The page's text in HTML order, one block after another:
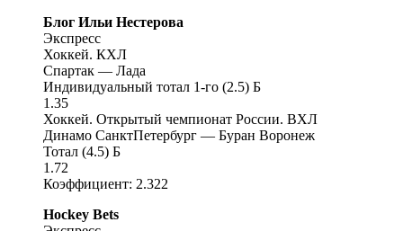
Блог Ильи Нестерова
Экспресс
Хоккей. КХЛ
Спартак — Лада
Индивидуальный тотал 1-го (2.5) Б
1.35
Хоккей. Открытый чемпионат России. ВХЛ
Динамо СанктПетербург — Буран Воронеж
Тотал (4.5) Б
1.72
Коэффициент: 2.322
Hockey Bets